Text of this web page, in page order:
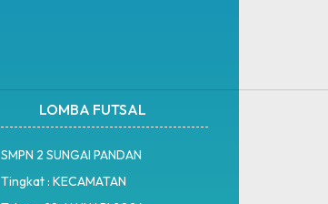
LOMBA FUTSAL
SMPN 2 SUNGAI PANDAN
Tingkat : KECAMATAN